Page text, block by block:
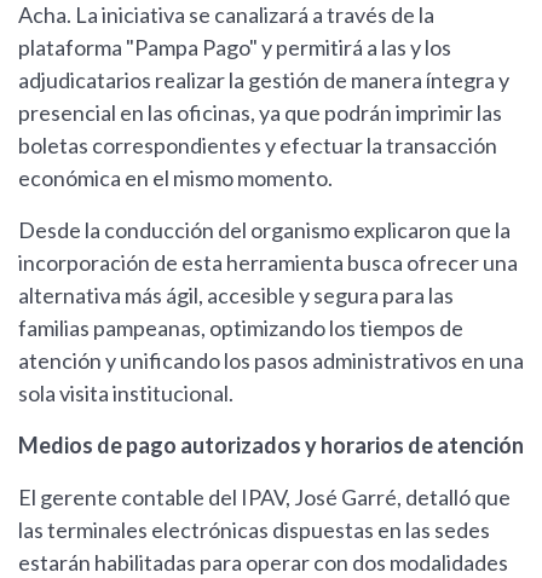
Acha. La iniciativa se canalizará a través de la
plataforma "Pampa Pago" y permitirá a las y los
adjudicatarios realizar la gestión de manera íntegra y
presencial en las oficinas, ya que podrán imprimir las
boletas correspondientes y efectuar la transacción
económica en el mismo momento.
Desde la conducción del organismo explicaron que la
incorporación de esta herramienta busca ofrecer una
alternativa más ágil, accesible y segura para las
familias pampeanas, optimizando los tiempos de
atención y unificando los pasos administrativos en una
sola visita institucional.
Medios de pago autorizados y horarios de atención
El gerente contable del IPAV, José Garré, detalló que
las terminales electrónicas dispuestas en las sedes
estarán habilitadas para operar con dos modalidades